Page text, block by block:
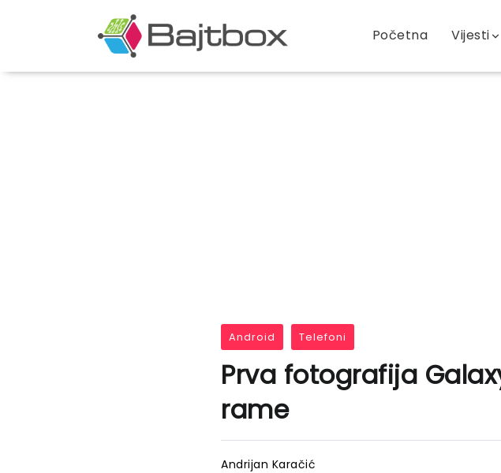
Početna Vijesti
Android Telefoni
Prva fotografija
rame
Andrijan Karačić